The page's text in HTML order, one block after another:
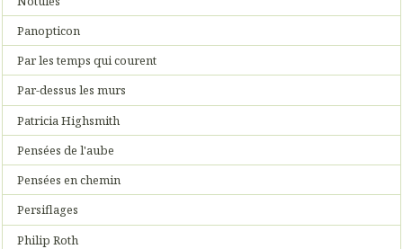
Panopticon
Par les temps qui courent
Par-dessus les murs
Patricia Highsmith
Pensées de l'aube
Pensées en chemin
Persiflages
Philip Roth